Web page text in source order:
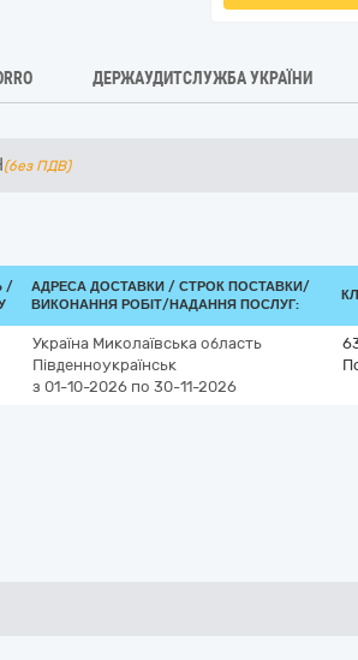
ДЕРЖАУДИТСЛУЖБА УКРАЇНИ
(без ПДВ)
/
АДРЕСА ДОСТАВКИ / СТРОК ПОСТАВКИ/
ВИКОНАННЯ РОБІТ/НАДАННЯ ПОСЛУГ:
Україна Миколаївська область
Південноукраїнськ
з 01-10-2026 по 30-11-2026